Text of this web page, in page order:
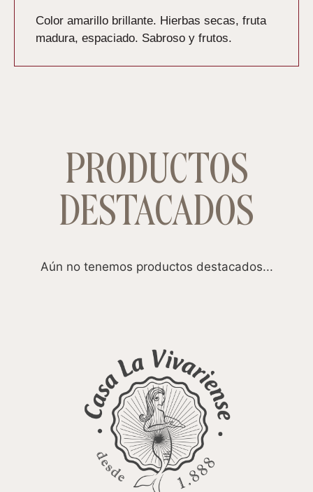
Color amarillo brillante. Hierbas secas, fruta
madura, espaciado. Sabroso y frutos.
PRODUCTOS
DESTACADOS
Aún no tenemos productos destacados...